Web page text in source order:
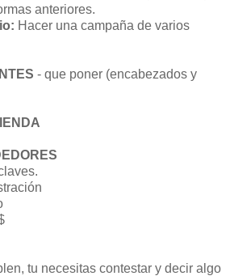
anteriores.
Hacer una campaña de varios
- que poner (encabezados y
tu necesitas contestar y decir algo